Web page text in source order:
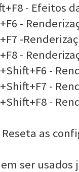
- Efeitos
-
-
-
-
-
-
Reseta as
ser